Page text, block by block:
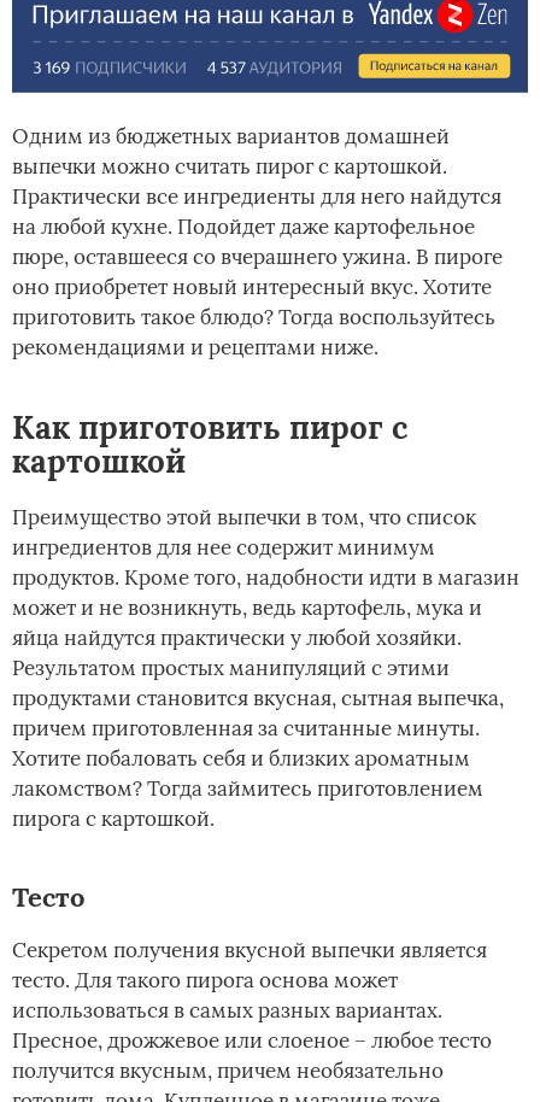
Одним из бюджетных вариантов домашней
выпечки можно считать пирог с картошкой.
Практически все ингредиенты для него найдутся
на любой кухне. Подойдет даже картофельное
пюре, оставшееся со вчерашнего ужина. В пироге
оно приобретет новый интересный вкус. Хотите
приготовить такое блюдо? Тогда воспользуйтесь
рекомендациями и рецептами ниже.
Как приготовить пирог с
картошкой
Преимущество этой выпечки в том, что список
ингредиентов для нее содержит минимум
продуктов. Кроме того, надобности идти в магазин
может и не возникнуть, ведь картофель, мука и
яйца найдутся практически у любой хозяйки.
Результатом простых манипуляций с этими
продуктами становится вкусная, сытная выпечка,
причем приготовленная за считанные минуты.
Хотите побаловать себя и близких ароматным
лакомством? Тогда займитесь приготовлением
пирога с картошкой.
Тесто
Секретом получения вкусной выпечки является
тесто. Для такого пирога основа может
использоваться в самых разных вариантах.
Пресное, дрожжевое или слоеное – любое тесто
получится вкусным, причем необязательно